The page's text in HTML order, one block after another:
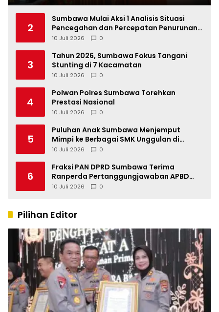
2
Sumbawa Mulai Aksi 1 Analisis Situasi
Pencegahan dan Percepatan Penurunan
Stunting Tahun 2026
10 Juli 2026 0
3
Tahun 2026, Sumbawa Fokus Tangani
Stunting di 7 Kacamatan
10 Juli 2026 0
4
Polwan Polres Sumbawa Torehkan
Prestasi Nasional
10 Juli 2026 0
5
Puluhan Anak Sumbawa Menjemput
Mimpi ke Berbagai SMK Unggulan di
Indonesia
10 Juli 2026 0
6
Fraksi PAN DPRD Sumbawa Terima
Ranperda Pertanggungjawaban APBD
2025, Soroti SILPA Rp201,68 Miliar dan
10 Juli 2026 0
Pilihan Editor